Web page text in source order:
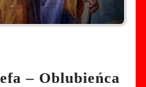
– Oblubieńca